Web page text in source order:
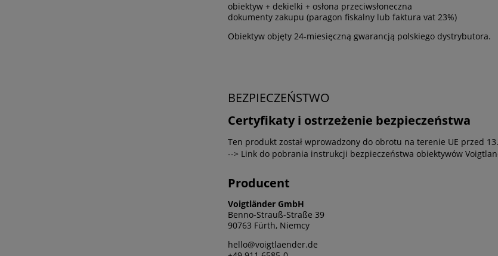
obiektyw + dekielki + osłona przeciwsłoneczna
dokumenty zakupu (paragon fiskalny lub faktura vat 23%)
Obiektyw objęty 24-miesięczną gwarancją polskiego dystrybutora.
BEZPIECZEŃSTWO
Certyfikaty i ostrzeżenie bezpieczeństwa
Ten produkt został wprowadzony do obrotu na terenie UE przed
--> Link do pobrania instrukcji bezpieczeństwa obiektywów
Producent
Voigtländer GmbH
Benno-Strauß-Straße 39
90763 Fürth, Niemcy
hello@voigtlaender.de